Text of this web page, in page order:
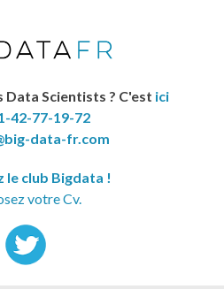
Data Scientists ? C'est ici
42-77-19-72
data-fr.com
le club Bigdata !
votre Cv.